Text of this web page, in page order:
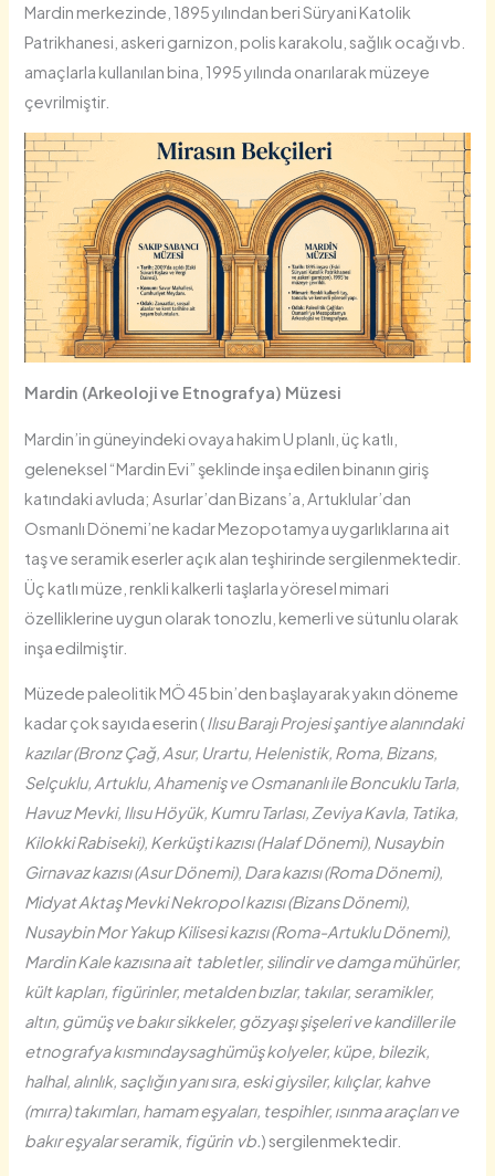
Mardin merkezinde, 1895 yılından beri Süryani Katolik
Patrikhanesi, askeri garnizon, polis karakolu, sağlık ocağı vb.
amaçlarla kullanılan bina, 1995 yılında onarılarak müzeye
çevrilmiştir.
Mardin (Arkeoloji ve Etnografya) Müzesi
Mardin’in güneyindeki ovaya hakim U planlı, üç katlı,
geleneksel “Mardin Evi” şeklinde inşa edilen binanın giriş
katındaki avluda; Asurlar’dan Bizans’a, Artuklular’dan
Osmanlı Dönemi’ne kadar Mezopotamya uygarlıklarına ait
taş ve seramik eserler açık alan teşhirinde sergilenmektedir.
Üç katlı müze, renkli kalkerli taşlarla yöresel mimari
özelliklerine uygun olarak tonozlu, kemerli ve sütunlu olarak
inşa edilmiştir.
Müzede paleolitik MÖ 45 bin’den başlayarak yakın döneme
kadar çok sayıda eserin (Ilısu Barajı Projesi şantiye alanındaki
kazılar (Bronz Çağ, Asur, Urartu, Helenistik, Roma, Bizans,
Selçuklu, Artuklu, Ahameniş ve Osmananlı ile Boncuklu Tarla,
Havuz Mevki, Ilısu Höyük, Kumru Tarlası, Zeviya Kavla, Tatika,
Kilokki Rabiseki), Kerküşti kazısı (Halaf Dönemi), Nusaybin
Girnavaz kazısı (Asur Dönemi), Dara kazısı (Roma Dönemi),
Midyat Aktaş Mevki Nekropol kazısı (Bizans Dönemi),
Nusaybin Mor Yakup Kilisesi kazısı (Roma-Artuklu Dönemi),
Mardin Kale kazısına ait tabletler, silindir ve damga mühürler,
kült kapları, figürinler, metalden bızlar, takılar, seramikler,
altın, gümüş ve bakır sikkeler, gözyaşı şişeleri ve kandiller ile
etnografya kısmındaysaghümüş kolyeler, küpe, bilezik,
halhal, alınlık, saçlığın yanı sıra, eski giysiler, kılıçlar, kahve
(mırra) takımları, hamam eşyaları, tespihler, ısınma araçları ve
bakır eşyalar seramik, figürin vb.) sergilenmektedir.